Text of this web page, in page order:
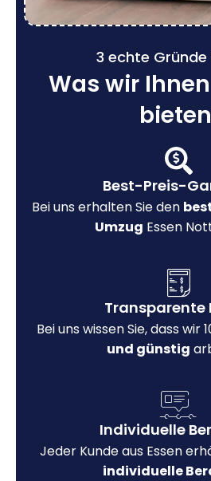
3 echte Gründe
Was wir
Best-Preis-
Bei uns erhalten Sie den
Umzug Essen
Transparente
Bei uns wissen Sie, dass wir
und günstig
Individuelle
Jeder Kunde aus Essen
individuelle